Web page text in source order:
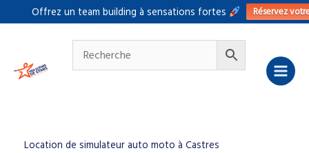
Offrez un team building à sensations fortes Réservez
au
Location de simulateur auto moto à Castres